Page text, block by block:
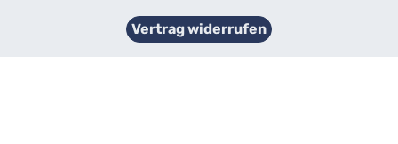
Vertrag widerrufen